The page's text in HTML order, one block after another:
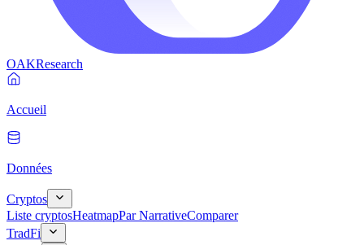
OAKResearch
Accueil
Données
Cryptos
Liste cryptosHeatmapPar NarrativeComparer
TradFi